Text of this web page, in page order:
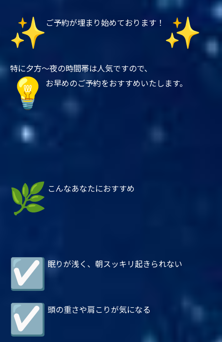
ご予約が埋まり始めております！
特に夕方〜夜の時間帯は人気ですので、
お早めのご予約をおすすめいたします。
こんなあなたにおすすめ
眠りが浅く、朝スッキリ起きられない
頭の重さや肩こりが気になる